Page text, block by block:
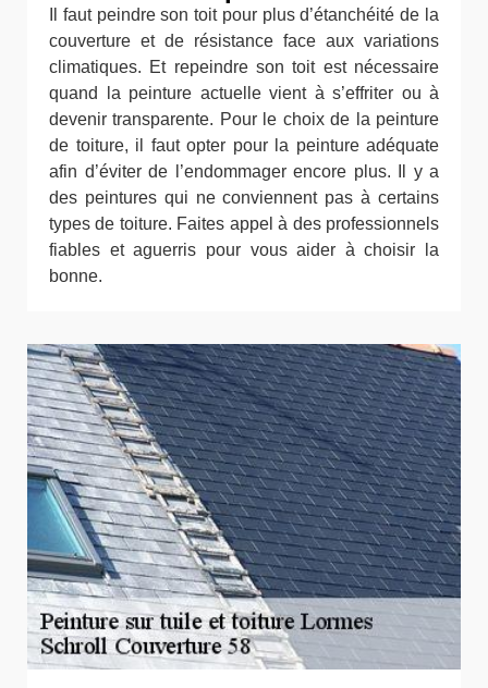
Il faut peindre son toit pour plus d’étanchéité de la
couverture et de résistance face aux variations
climatiques. Et repeindre son toit est nécessaire
quand la peinture actuelle vient à s’effriter ou à
devenir transparente. Pour le choix de la peinture
de toiture, il faut opter pour la peinture adéquate
afin d’éviter de l’endommager encore plus. Il y a
des peintures qui ne conviennent pas à certains
types de toiture. Faites appel à des professionnels
fiables et aguerris pour vous aider à choisir la
bonne.